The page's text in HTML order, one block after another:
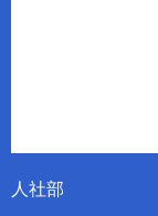
人社部